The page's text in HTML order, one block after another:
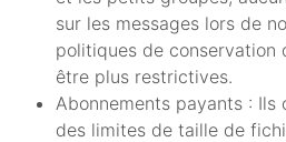
sur les messages lors de
politiques de conservation
être plus restrictives.
Abonnements payants :
des limites de taille de